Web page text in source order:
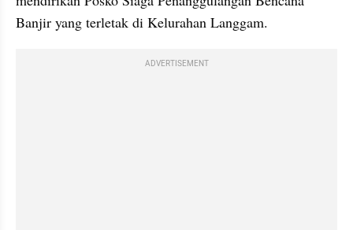
Banjir yang terletak di Kelurahan Langgam.
ADVERTISEMENT